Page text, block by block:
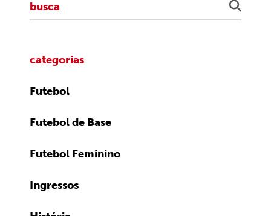
categorias
Futebol
Futebol de Base
Futebol Feminino
Ingressos